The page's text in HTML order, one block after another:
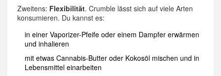
Zweitens: Flexibilität. Crumble lässt sich auf viele Arten
konsumieren. Du kannst es:
in einer Vaporizer-Pfeife oder einem Dampfer erwärmen
und inhalieren
mit etwas Cannabis-Butter oder Kokosöl mischen und in
Lebensmittel einarbeiten